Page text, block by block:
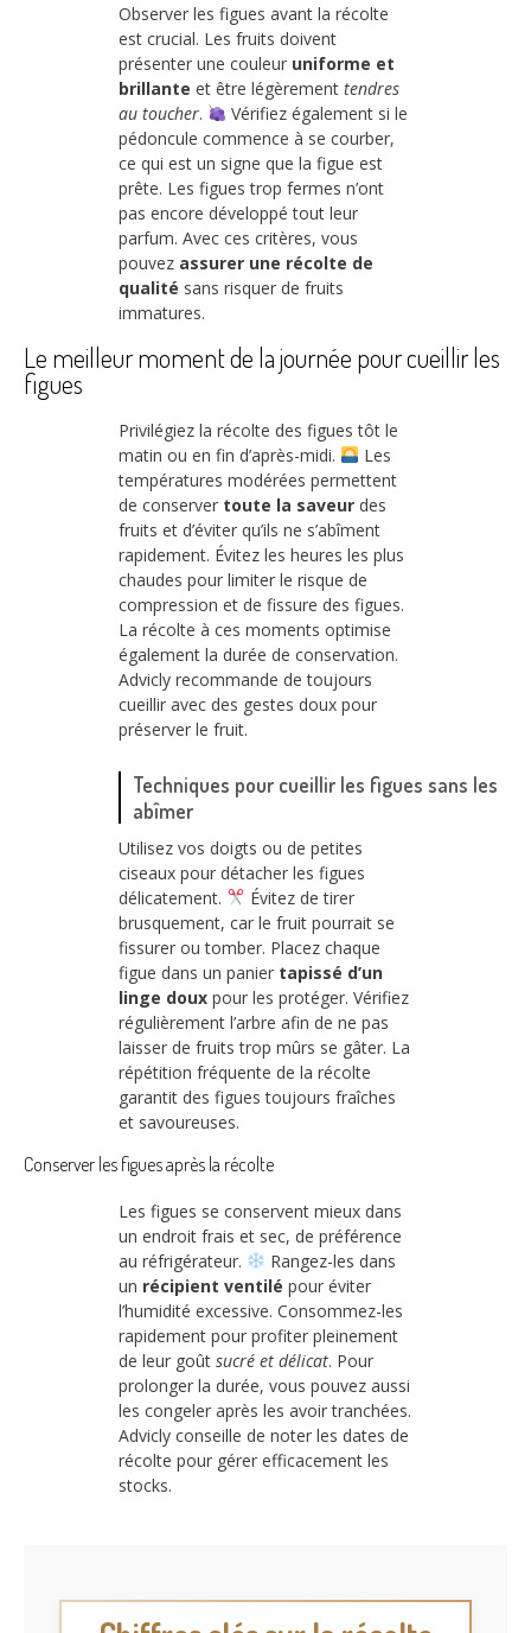
Observer les figues avant la récolte
est crucial. Les fruits doivent
présenter une couleur uniforme et
brillante et être légèrement tendres
au toucher.
Vérifiez également si le
pédoncule commence à se courber,
ce qui est un signe que la figue est
prête. Les figues trop fermes n’ont
pas encore développé tout leur
parfum. Avec ces critères, vous
pouvez assurer une récolte de
qualité sans risquer de fruits
immatures.
Le meilleur moment de la journée pour cueillir les
figues
Privilégiez la récolte des figues tôt le
matin ou en fin d’après-midi.
Les
températures modérées permettent
de conserver toute la saveur des
fruits et d’éviter qu’ils ne s’abîment
rapidement. Évitez les heures les plus
chaudes pour limiter le risque de
compression et de fissure des figues.
La récolte à ces moments optimise
également la durée de conservation.
Advicly recommande de toujours
cueillir avec des gestes doux pour
préserver le fruit.
Techniques pour cueillir les figues sans les
abîmer
Utilisez vos doigts ou de petites
ciseaux pour détacher les figues
délicatement.
Évitez de tirer
brusquement, car le fruit pourrait se
fissurer ou tomber. Placez chaque
figue dans un panier tapissé d’un
linge doux pour les protéger. Vérifiez
régulièrement l’arbre afin de ne pas
laisser de fruits trop mûrs se gâter. La
répétition fréquente de la récolte
garantit des figues toujours fraîches
et savoureuses.
Conserver les figues après la récolte
Les figues se conservent mieux dans
un endroit frais et sec, de préférence
au réfrigérateur.
Rangez-les dans
un récipient ventilé pour éviter
l’humidité excessive. Consommez-les
rapidement pour profiter pleinement
de leur goût sucré et délicat. Pour
prolonger la durée, vous pouvez aussi
les congeler après les avoir tranchées.
Advicly conseille de noter les dates de
récolte pour gérer efficacement les
stocks.